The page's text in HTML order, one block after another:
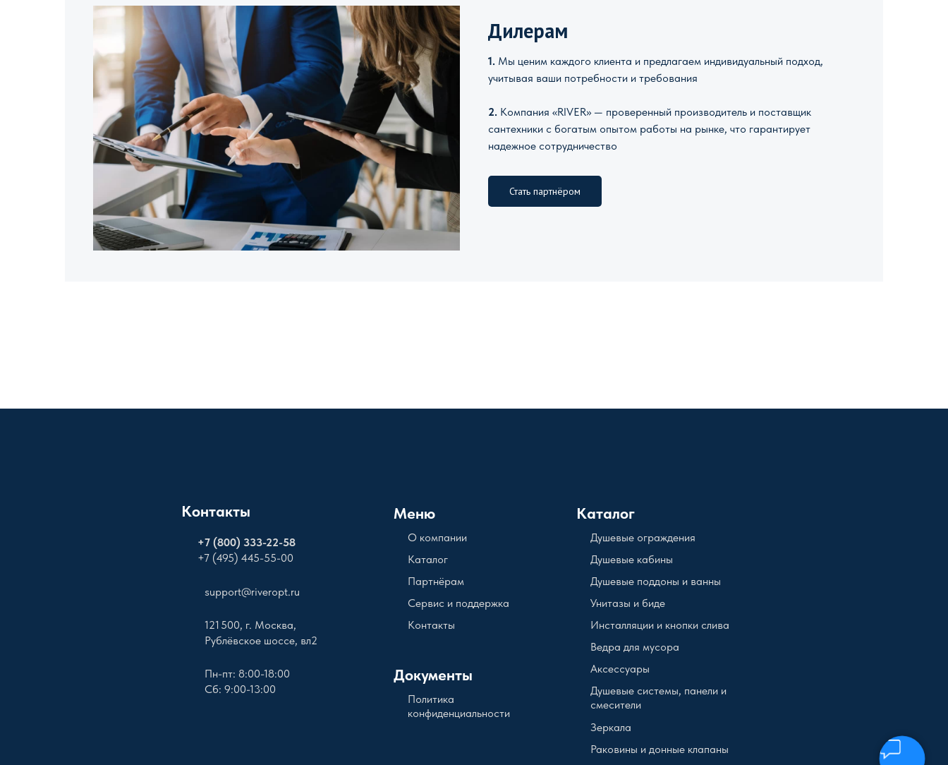
Дилерам
1. Мы ценим каждого клиента и предлагаем индивидуальный подход,
учитывая ваши потребности и требования
2. Компания «RIVER» — проверенный производитель и поставщик
сантехники с богатым опытом работы на рынке, что гарантирует
надежное сотрудничество
Стать партнёром
Контакты
+7 (800) 333-22-58
+7 (495) 445-55-00
support@riveropt.ru
Меню
121 500, г. Москва,
Рублёвское шоссе, вл2
О компании
Документы
Пн-пт: 8:00-18:00
Сб: 9:00-13:00
Каталог
Политика
конфиденциальности
Партнёрам
Сервис и поддержка
Контакты
Каталог
Душевые кабины
Душевые поддоны и ванны
Унитазы и биде
Инсталляции и кнопки слива
Ведра для мусора
Аксессуары
Душевые системы, панели и
смесители
Зеркала
Раковины и донные клапаны
Душевые ограждения